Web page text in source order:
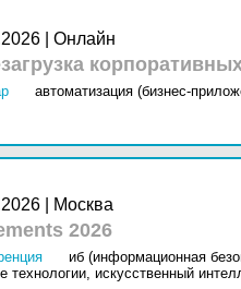
| Онлайн
автоматизация (бизнес-
| Москва
2026
иб (информационная
технологии, искусственный